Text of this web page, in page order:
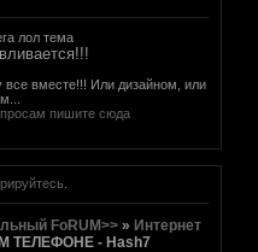
лол тема
вместе!!! Или дизайном, или
пишите сюда
.
FoRUM>> » Интернет
- Hash7